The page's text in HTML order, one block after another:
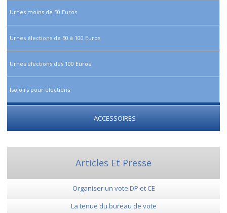
Urnes moins de 50 Euros
Urnes élections de 50 à 100 Euros
Urnes élections dès 100 Euros
Isoloirs pour élections
ACCESSOIRES
Articles Et Presse
Organiser un vote DP et CE
La tenue du bureau de vote